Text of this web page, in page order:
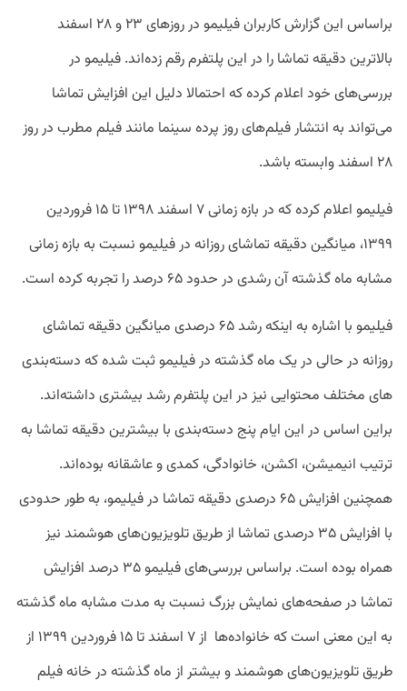
براساس این گزارش کاربران فیلیمو در روزهای ۲۳ و ۲۸ اسفند
بالاترین دقیقه تماشا را در این پلتفرم رقم زده‌اند. فیلیمو در
بررسی‌های خود اعلام کرده که احتمالا دلیل این افزایش تماشا
می‌تواند به انتشار فیلم‌های روز پرده سینما مانند فیلم مطرب در روز
۲۸ اسفند وابسته باشد.
فیلیمو اعلام کرده که در بازه زمانی ۷ اسفند ۱۳۹۸ تا ۱۵ فروردین
۱۳۹۹، میانگین دقیقه تماشای روزانه در فیلیمو نسبت به بازه زمانی
مشابه ماه گذشته آن رشدی در حدود ۶۵ درصد را تجربه کرده است.
فیلیمو با اشاره به اینکه رشد ۶۵ درصدی میانگین دقیقه تماشای
روزانه در حالی در یک ماه گذشته در فیلیمو ثبت شده که دسته­‌بندی­‌
های مختلف محتوایی نیز در این پلتفرم رشد بیشتری داشته‌اند.
براین اساس در این ایام پنج دسته‌­بندی با بیشترین دقیقه تماشا به
ترتیب انیمیشن، اکشن، خانوادگی، کمدی و عاشقانه بوده‌اند.
همچنین افزایش ۶۵ درصدی دقیقه تماشا در فیلیمو، به طور حدودی
با افزایش ۳۵ درصدی تماشا از طریق تلویزیون­­‌های هوشمند نیز
همراه بوده است. براساس بررسی‌های فیلیمو ۳۵ درصد افزایش
تماشا در صفحه­‌های نمایش بزرگ نسبت به مدت مشابه ماه گذشته
به این معنی است که خانواده­‌ها از ۷ اسفند تا ۱۵ فروردین ۱۳۹۹ از
طریق تلویزیون­‌های هوشمند و بیشتر از ماه گذشته در خانه فیلم